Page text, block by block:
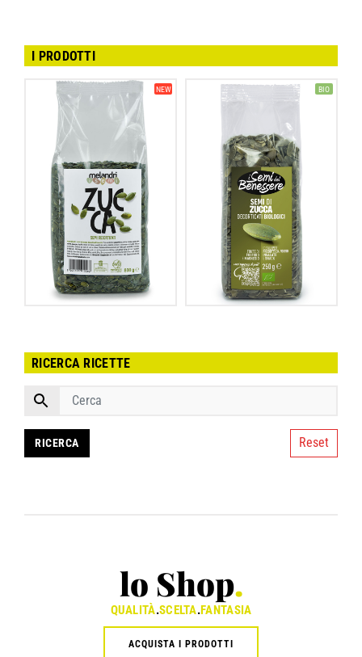
I PRODOTTI
NEW BIO
RICERCA RICETTE
Reset
lo Shop.
QUALITÀ.SCELTA.FANTASIA
ACQUISTA I PRODOTTI